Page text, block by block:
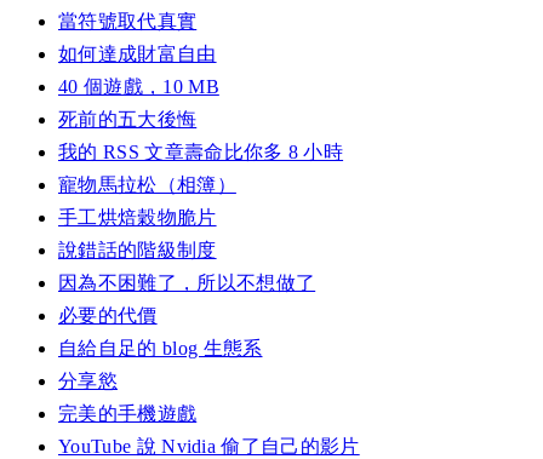
當符號取代真實
如何達成財富自由
40 個遊戲，10 MB
死前的五大後悔
我的 RSS 文章壽命比你多 8 小時
寵物馬拉松（相簿）
手工烘焙穀物脆片
說錯話的階級制度
因為不困難了，所以不想做了
必要的代價
自給自足的 blog 生態系
分享慾
完美的手機遊戲
YouTube 說 Nvidia 偷了自己的影片